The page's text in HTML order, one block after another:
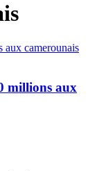
millions aux